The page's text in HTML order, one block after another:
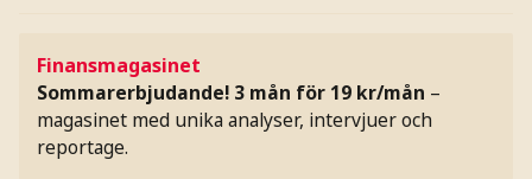
Finansmagasinet
Sommarerbjudande! 3 mån för 19 kr/mån –
magasinet med unika analyser, intervjuer och
reportage.